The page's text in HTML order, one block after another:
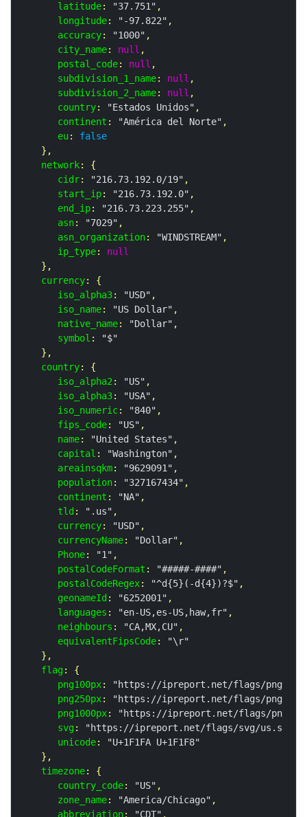
latitude: "37.751" ,
longitude: "-97.822" ,
accuracy: "1000" ,
city_name: null ,
postal_code: null ,
subdivision_1_name: null ,
subdivision_2_name: null ,
country: "Estados Unidos" ,
continent : "América del Norte" ,
eu: false
   },
network: {
cidr: "216.73.192.0/19" ,
start_ip: "216.73.192.0" ,
end_ip: "216.73.223.255" ,
asn: "7029" ,
asn_organization: "WINDSTREAM" ,
ip_type: null
   },
currency: {
iso_alpha3: "USD" ,
iso_name: "US Dollar" ,
native_name: "Dollar" ,
symbol :
"$"
   },
country: {
iso_alpha2 : "US" ,
iso_alpha3: "USA" ,
iso_numeric: "840" ,
fips_code: "US" ,
name: "United States" ,
capital : "Washington" ,
areainsqkm: "9629091" ,
population: "327167434" ,
continent : "NA" ,
tld : ".us" ,
currency: "USD" ,
currencyName: "Dollar" ,
Phone: "1" ,
postalCodeFormat : "#####-####" ,
postalCodeRegex: "^d{5}(-d{4})?$" ,
geonameId : "6252001" ,
languages : "en-US,es-US,haw,fr" ,
neighbours : "CA,MX,CU" ,
equivalentFipsCode:
"\r"
   },
flag: {
png100px:
"https://ipreport.net/flags/
png250px:
"https://ipreport.net/flags/
png1000px:
"https://ipreport.net/flags/
svg: "https://ipreport.net/flags/svg/us.svg"
unicode:
"U+1F1FA U+1F1F8"
   },
timezone: {
country_code: "US" ,
zone_name: "America/Chicago" ,
abbreviation: "CDT" ,